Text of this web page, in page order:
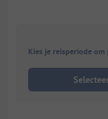
Kies je reisperiode